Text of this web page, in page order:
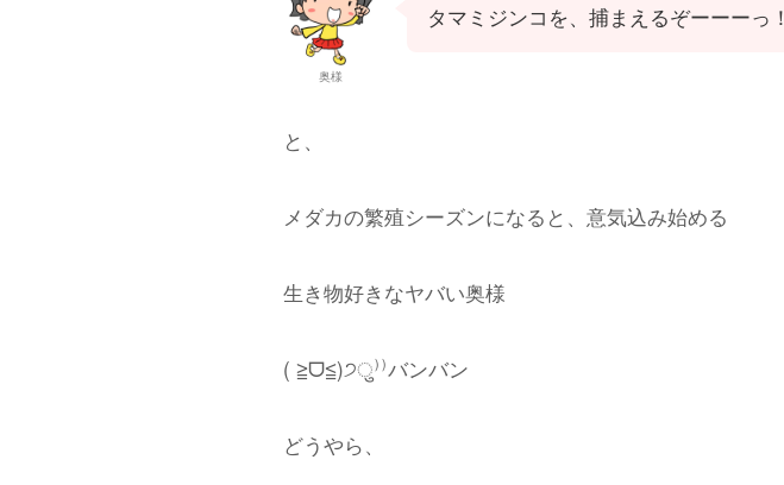
奥様
タマミジンコを、捕まえるぞーーーっ！
と、
メダカの繁殖シーズンになると、意気込み始める
生き物好きなヤバい奥様
( ≧︎ᗜ≦︎)੭ु⁾⁾バンバン
どうやら、